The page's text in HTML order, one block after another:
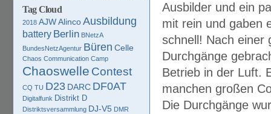
Ausbilder und ein
mit rein und gaben
schnell! Nach einer
Durchgänge
Betrieb in der Luft.
manchen großen
Die Durchgänge
Tag Cloud
2018 AJWAlincoAusbildung
battery Berlin BNetzA
BundesNetzAgentur Büren Celle
Chaos Communication Camp
Chaoswelle Contest
CQ TU D23 DARC DF0AT
Digitalfunk Distrikt D
Distriktsversammlung DJ-V5 DMR